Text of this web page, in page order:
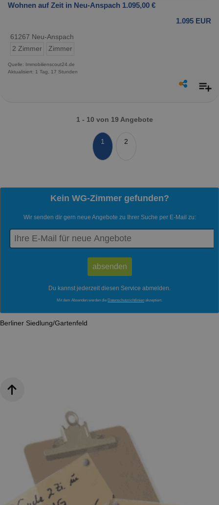
Wohnen auf Zeit in Neu-Anspach 1.095,00 €
1.095 EUR
61267 Neu-Anspach
2 Zimmer
Zimmer
Quelle: Immobilienscout24.de
Aktualisiert: 1 Tag, 17 Stunden
1 - 10 von 19 Angebote
1 2
Kein WG-Zimmer gefunden?
Wir senden dir gern neue Angebote zu Ihrer Suche per E-Mail zu:
Du kannst jederzeit diesen Service abmelden.
Mit dem Absenden werden die Datenschutzrichtlinien akzeptiert.
Berliner Siedlung/Gartenfeld